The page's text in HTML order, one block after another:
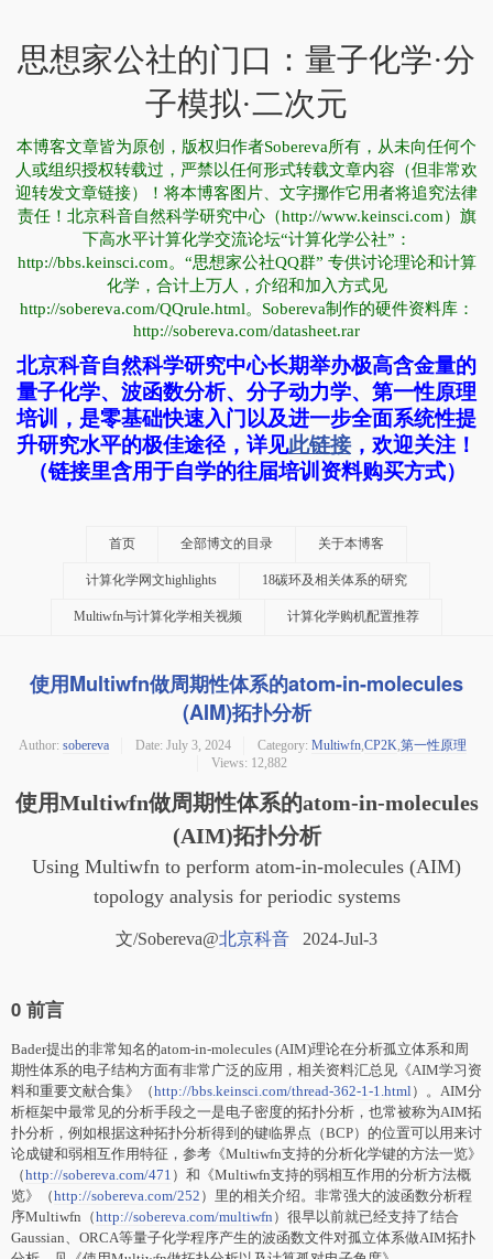
思想家公社的门口：量子化学·分
子模拟·二次元
本博客文章皆为原创，版权归作者Sobereva所有，从未向任何个
人或组织授权转载过，严禁以任何形式转载文章内容（但非常欢
迎转发文章链接）！将本博客图片、文字挪作它用者将追究法律
责任！北京科音自然科学研究中心（http://www.keinsci.com）旗
下高水平计算化学交流论坛“计算化学公社”：
http://bbs.keinsci.com。“思想家公社QQ群” 专供讨论理论和计算
化学，合计上万人，介绍和加入方式见
http://sobereva.com/QQrule.html。Sobereva制作的硬件资料库：
http://sobereva.com/datasheet.rar
北京科音自然科学研究中心长期举办极高含金量的
量子化学、波函数分析、分子动力学、第一性原理
培训，是零基础快速入门以及进一步全面系统性提
升研究水平的极佳途径，详见此链接，欢迎关注！
（链接里含用于自学的往届培训资料购买方式）
首页 全部博文的目录 关于本博客
计算化学网文highlights 18碳环及相关体系的研究
Multiwfn与计算化学相关视频 计算化学购机配置推荐
使用Multiwfn做周期性体系的atom-in-molecules
(AIM)拓扑分析
Author: sobereva Date: July 3, 2024 Category: Multiwfn,CP2K,第一性原理
Views: 12,882
使用Multiwfn做周期性体系的atom-in-molecules
(AIM)拓扑分析
Using Multiwfn to perform atom-in-molecules (AIM)
topology analysis for periodic systems
文/Sobereva@北京科音 2024-Jul-3
0 前言
Bader提出的非常知名的atom-in-molecules (AIM)理论在分析孤立体系和周
期性体系的电子结构方面有非常广泛的应用，相关资料汇总见《AIM学习资
料和重要文献合集》（http://bbs.keinsci.com/thread-362-1-1.html ）。AIM分
析框架中最常见的分析手段之一是电子密度的拓扑分析，也常被称为AIM拓
扑分析，例如根据这种拓扑分析得到的键临界点（BCP）的位置可以用来讨
论成键和弱相互作用特征，参考《Multiwfn支持的分析化学键的方法一览》
（http://sobereva.com/471 ）和《Multiwfn支持的弱相互作用的分析方法概
览》（http://sobereva.com/252 ）里的相关介绍。非常强大的波函数分析程
序Multiwfn（http://sobereva.com/multiwfn ）很早以前就已经支持了结合
Gaussian、ORCA等量子化学程序产生的波函数文件对孤立体系做AIM拓扑